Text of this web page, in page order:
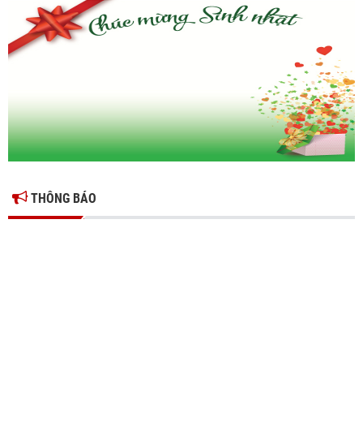
Ông Đỗ Văn Vẻ là Chủ tịch Hiệp hội Doanh nghiệp tỉnh Hưng Yên
Hiệp hội doanh nghiệp tỉnh Hưng Yên: Cập nhật chính sách thuế mới
THÔNG BÁO